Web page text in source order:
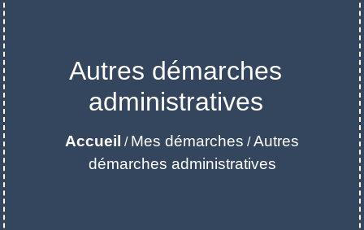
Autres démarches
administratives
Accueil / Mes démarches /Autres
démarches administratives